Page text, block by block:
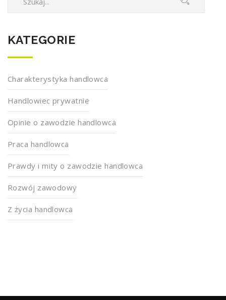
KATEGORIE
Charakterystyka handlowca
Handlowiec prywatnie
Opinie o zawodzie handlowca
Praca handlowca
Prawdy i mity o zawodzie handlowca
Rozwój zawodowy
Z życia handlowca